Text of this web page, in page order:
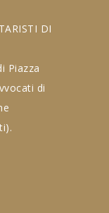
DI
Piazza
di